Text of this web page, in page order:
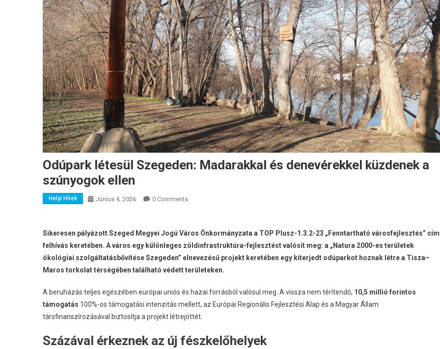
Odúpark létesül Szegeden: Madarakkal és denevérekkel küzdenek a
szúnyogok ellen
Helyi Hírek Június 4, 2026 0 Comments
Sikeresen pályázott Szeged Megyei Jogú Város Önkormányzata a TOP Plusz-1.3.2-23 „Fenntartható városfejlesztés”
felhívás keretében. A város egy különleges zöldinfrastruktúra-fejlesztést valósít meg: a „Natura 2000-es területek
ökológiai szolgáltatásbővítése Szegeden” elnevezésű projekt keretében egy kiterjedt odúparkot hoznak létre a Tisza–
Maros torkolat térségében található védett területeken.
A beruházás teljes egészében európai uniós és hazai forrásból valósul meg A vissza nem térítendő, 10,5 millió forintos
támogatás 100%-os támogatási intenzitás mellett, az Európai Regionális Fejlesztési Alap és a Magyar Állam
társfinanszírozásával biztosítja a projekt létrejöttét
Százával érkeznek az új fészkelőhelyek